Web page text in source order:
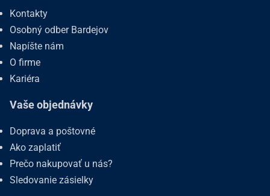
Kontakty
Osobný odber Bardejov
Napíšte nám
O firme
Kariéra
Vaše objednávky
Doprava a poštovné
Ako zaplatiť
Prečo nakupovať u nás?
Sledovanie zásielky